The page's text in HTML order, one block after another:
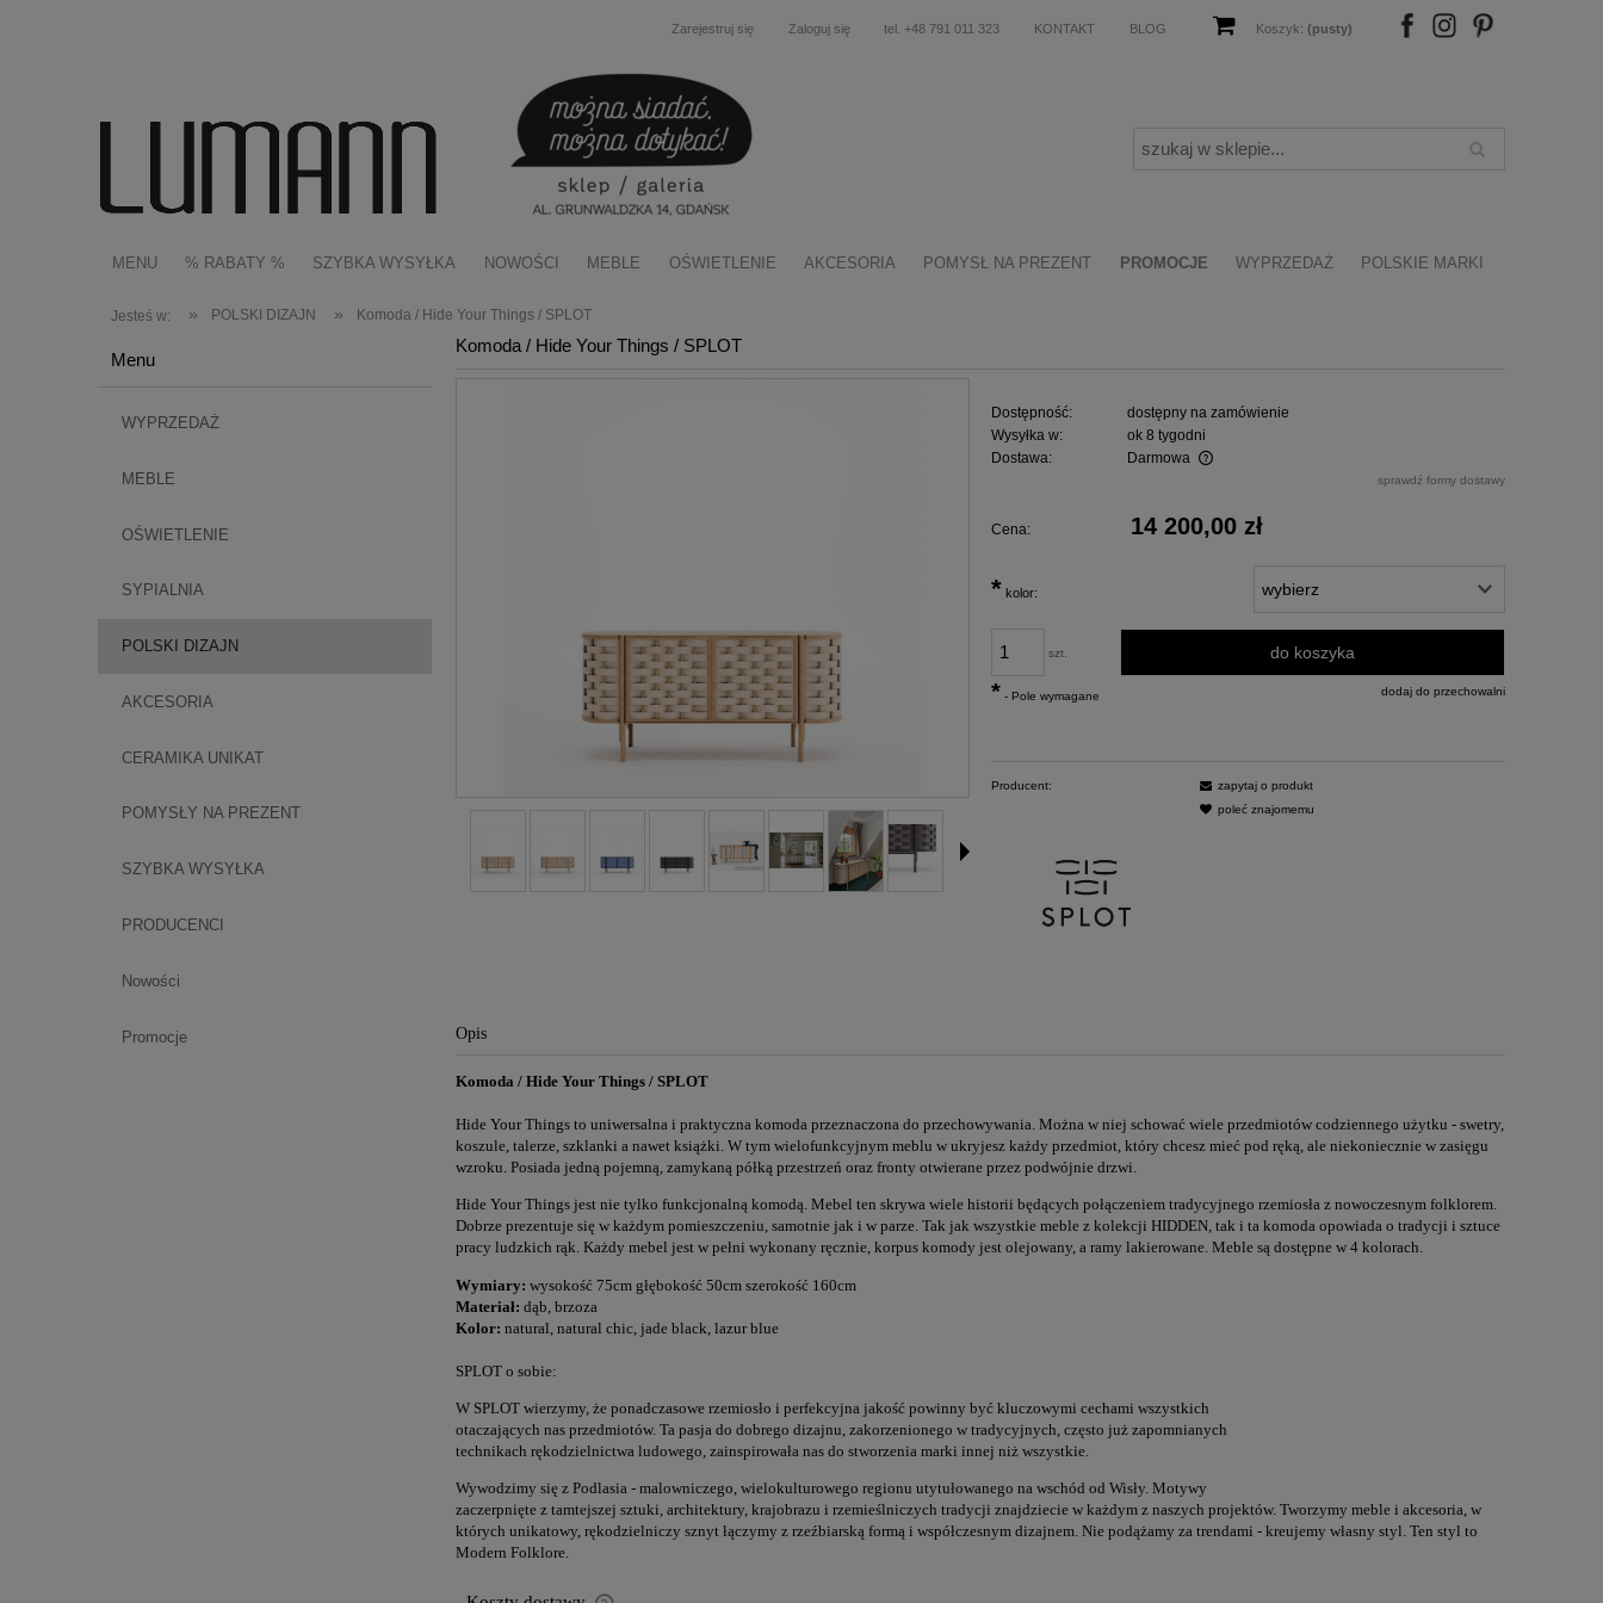
Zarejestruj się Zaloguj się tel. +48 791 011 323 KONTAKT BLOG Koszyk: (pusty) FB IN
MENU % RABATY % SZYBKA WYSYŁKA NOWOŚCI MEBLE OŚWIETLENIE AKCESORIA POMYSŁ NA PREZENT PROMOCJE WYPRZEDAŻ POLSKIE MARKI
Jesteś w: » POLSKI DIZAJN » Komoda / Hide Your Things / SPLOT
Menu
WYPRZEDAŻ
MEBLE
OŚWIETLENIE
SYPIALNIA
POLSKI DIZAJN
AKCESORIA
CERAMIKA UNIKAT
POMYSŁY NA PREZENT
SZYBKA WYSYŁKA
PRODUCENCI
Nowości
Promocje
Komoda / Hide Your Things / SPLOT
Dostępność:
dostępny na zamówienie
Wysyłka w:
ok 8 tygodni
Dostawa:
Darmowa
sprawdź formy dostawy
Cena: 14 200,00 zł
* kolor:
szt. do koszyka
dodaj do przechowalni
* - Pole wymagane
Producent:
zapytaj o produkt
poleć znajomemu
Opis
Komoda / Hide Your Things / SPLOT
Hide Your Things to uniwersalna i praktyczna komoda przeznaczona do przechowywania. Można w niej schować wiele przedmiotów codziennego użytku - swetry,
koszule, talerze, szklanki a nawet książki. W tym wielofunkcyjnym meblu w ukryjesz każdy przedmiot, który chcesz mieć pod ręką, ale niekoniecznie w zasięgu
wzroku. Posiada jedną pojemną, zamykaną półką przestrzeń oraz fronty otwierane przez podwójnie drzwi.
Hide Your Things jest nie tylko funkcjonalną komodą. Mebel ten skrywa wiele historii będących połączeniem tradycyjnego rzemiosła z nowoczesnym folklorem.
Dobrze prezentuje się w każdym pomieszczeniu, samotnie jak i w parze. Tak jak wszystkie meble z kolekcji HIDDEN, tak i ta komoda opowiada o tradycji i sztuce
pracy ludzkich rąk. Każdy mebel jest w pełni wykonany ręcznie, korpus komody jest olejowany, a ramy lakierowane. Meble są dostępne w 4 kolorach.
Wymiary: wysokość 75cm głębokość 50cm szerokość 160cm
Materiał: dąb, brzoza
Kolor: natural, natural chic, jade black, lazur blue
SPLOT o sobie:
W SPLOT wierzymy, że ponadczasowe rzemiosło i perfekcyjna jakość powinny być kluczowymi cechami wszystkich
otaczających nas przedmiotów. Ta pasja do dobrego dizajnu, zakorzenionego w tradycyjnych, często już zapomnianych
technikach rękodzielnictwa ludowego, zainspirowała nas do stworzenia marki innej niż wszystkie.
Wywodzimy się z Podlasia - malowniczego, wielokulturowego regionu utytułowanego na wschód od Wisły. Motywy
zaczerpnięte z tamtejszej sztuki, architektury, krajobrazu i rzemieślniczych tradycji znajdziecie w każdym z naszych projektów. Tworzymy meble i akcesoria, w
których unikatowy, rękodzielniczy sznyt łączymy z rzeźbiarską formą i współczesnym dizajnem. Nie podążamy za trendami - kreujemy własny styl. Ten styl to
Modern Folklore.